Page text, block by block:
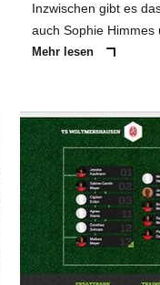
Inzwischen gibt es
auch Sophie Himmes
Mehr lesen